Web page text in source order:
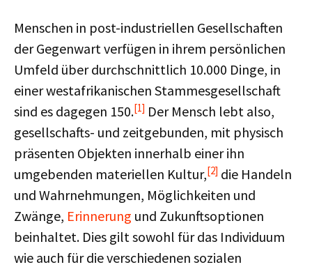
Menschen in post-industriellen Gesellschaften
der Gegenwart verfügen in ihrem persönlichen
Umfeld über durchschnittlich 10.000 Dinge, in
einer westafrikanischen Stammesgesellschaft
sind es dagegen 150.[1] Der Mensch lebt also,
gesellschafts- und zeitgebunden, mit physisch
präsenten Objekten innerhalb einer ihn
umgebenden materiellen Kultur,[2] die Handeln
und Wahrnehmungen, Möglichkeiten und
Zwänge, Erinnerung und Zukunftsoptionen
beinhaltet. Dies gilt sowohl für das Individuum
wie auch für die verschiedenen sozialen